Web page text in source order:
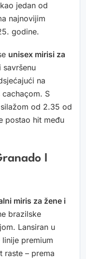
jedan od
najnovijim
godine.
unisex mirisi za
savršenu
na
S
od 2.35 od
postao hit među
I
miris za žene i
brazilske
Lansiran u
premium
raste – prema